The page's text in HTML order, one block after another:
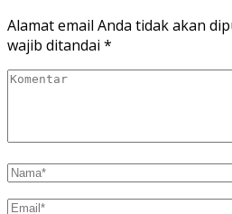
Alamat email Anda tidak akan
wajib ditandai *